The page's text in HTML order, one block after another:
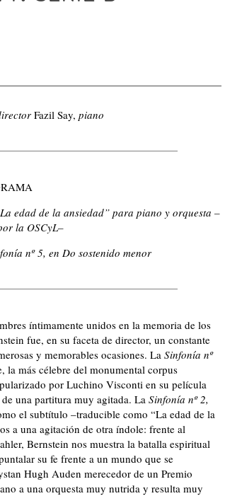
Fazil Say, piano
edad de la ansiedad” para piano y orquesta –
la OSCyL–
nº 5, en Do sostenido menor
íntimamente unidos en la memoria de los
fue, en su faceta de director, un constante
y memorables ocasiones. La Sinfonía nº
la más célebre del monumental corpus
por Luchino Visconti en su película
una partitura muy agitada. La Sinfonía nº 2,
el subtítulo –traducible como “La edad de la
a una agitación de otra índole: frente al
Bernstein nos muestra la batalla espiritual
su fe frente a un mundo que se
Hugh Auden merecedor de un Premio
a una orquesta muy nutrida y resulta muy